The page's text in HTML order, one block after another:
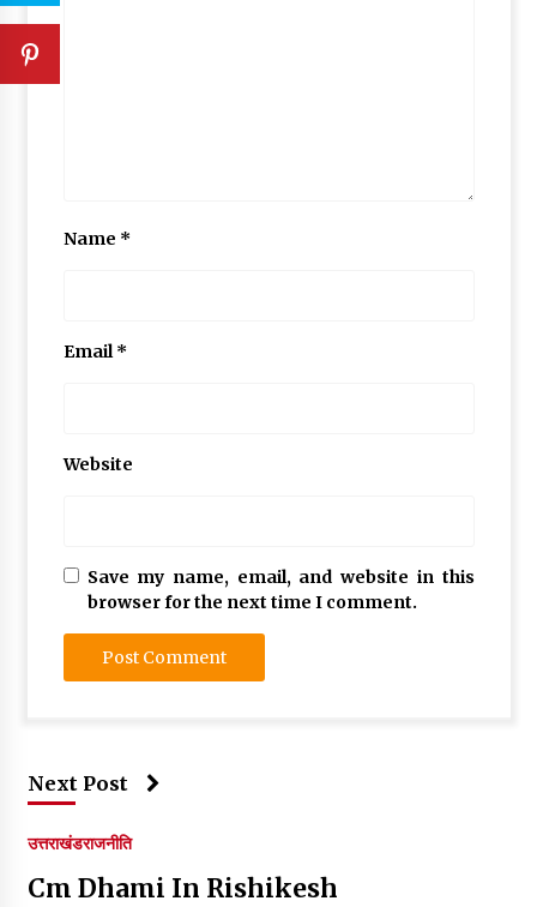
Name *
Email*
Website
Save my name, email, and website in this
browser for the next time I comment.
Next Post
उत्तराखंडराजनीति
Cm Dhami In Rishikesh